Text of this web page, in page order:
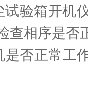
箱开机
查相序是否
否正常工